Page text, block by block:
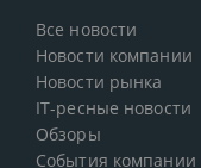
Все новости
Новости компании
Новости рынка
IT-ресные новости
Обзоры
События компании